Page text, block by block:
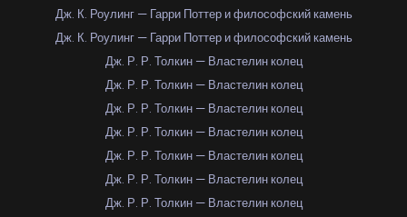
Дж. К. Роулинг — Гарри Поттер и философский камень
Дж. К. Роулинг — Гарри Поттер и философский камень
Дж. Р. Р. Толкин — Властелин колец
Дж. Р. Р. Толкин — Властелин колец
Дж. Р. Р. Толкин — Властелин колец
Дж. Р. Р. Толкин — Властелин колец
Дж. Р. Р. Толкин — Властелин колец
Дж. Р. Р. Толкин — Властелин колец
Дж. Р. Р. Толкин — Властелин колец